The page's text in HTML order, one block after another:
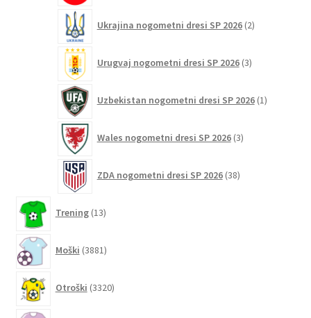
Ukrajina nogometni dresi SP 2026 2izdelka
Urugvaj nogometni dresi SP 2026 3izdelki
Uzbekistan nogometni dresi SP 2026 1izdelek
Wales nogometni dresi SP 2026 3izdelki
ZDA nogometni dresi SP 2026 38izdelkov
Trening 13izdelkov
Moški 3881izdelkov
Otroški 3320izdelkov